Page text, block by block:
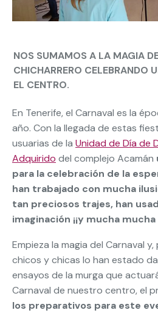
NOS SUMAMOS A LA MAGIA
CHICHARRERO CELEBRANDO
EL CENTRO.
En Tenerife, el Carnaval es la
año. Con la llegada de estas
usuarias de la Unidad de Día de
Adquirido del complejo Acamán
para la celebración de la
han trabajado con mucha
tan preciosos trajes, han
imaginación ¡¡y mucha
Empieza la magia del Carnaval
chicos y chicas lo han estado
ensayos de la murga que
Carnaval de nuestro centro, el
los preparativos para este